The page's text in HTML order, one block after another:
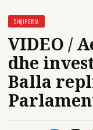
SHQIPERIA
VIDEO /
dhe
Balla